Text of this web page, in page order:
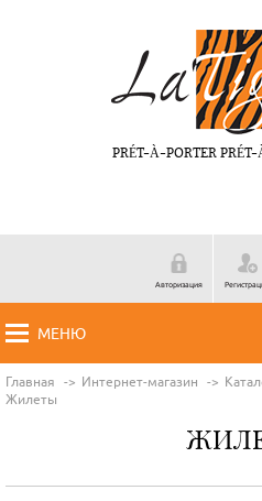
PRÉT-À-PORTER
Авторизация
МЕНЮ
Главная Интернет-магазин
Жилеты